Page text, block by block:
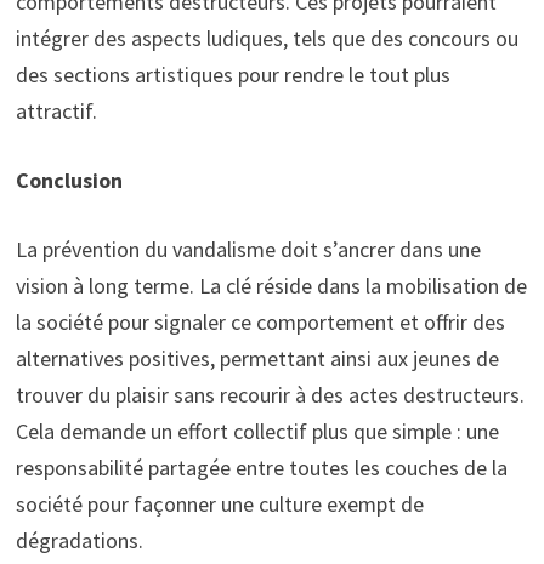
intégrer des aspects ludiques, tels que des concours ou
des sections artistiques pour rendre le tout plus
attractif.
Conclusion
La prévention du vandalisme doit s’ancrer dans une
vision à long terme. La clé réside dans la mobilisation de
la société pour signaler ce comportement et offrir des
alternatives positives, permettant ainsi aux jeunes de
trouver du plaisir sans recourir à des actes destructeurs.
Cela demande un effort collectif plus que simple : une
responsabilité partagée entre toutes les couches de la
société pour façonner une culture exempt de
dégradations.